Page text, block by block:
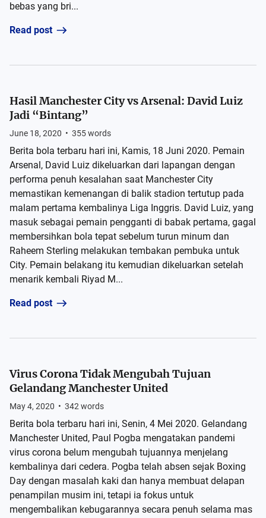
bebas yang bri...
Read post
Hasil Manchester City vs Arsenal: David Luiz
Jadi “Bintang”
June 18, 2020 • 355words
Berita bola terbaru hari ini, Kamis, 18 Juni 2020. Pemain
Arsenal, David Luiz dikeluarkan dari lapangan dengan
performa penuh kesalahan saat Manchester City
memastikan kemenangan di balik stadion tertutup pada
malam pertama kembalinya Liga Inggris. David Luiz, yang
masuk sebagai pemain pengganti di babak pertama, gagal
membersihkan bola tepat sebelum turun minum dan
Raheem Sterling melakukan tembakan pembuka untuk
City. Pemain belakang itu kemudian dikeluarkan setelah
menarik kembali Riyad M...
Read post
Virus Corona Tidak Mengubah Tujuan
Gelandang Manchester United
May 4, 2020 • 342 words
Berita bola terbaru hari ini, Senin, 4 Mei 2020. Gelandang
Manchester United, Paul Pogba mengatakan pandemi
virus corona belum mengubah tujuannya menjelang
kembalinya dari cedera. Pogba telah absen sejak Boxing
Day dengan masalah kaki dan hanya membuat delapan
penampilan musim ini, tetapi ia fokus untuk
mengembalikan kebugarannya secara penuh selama mas